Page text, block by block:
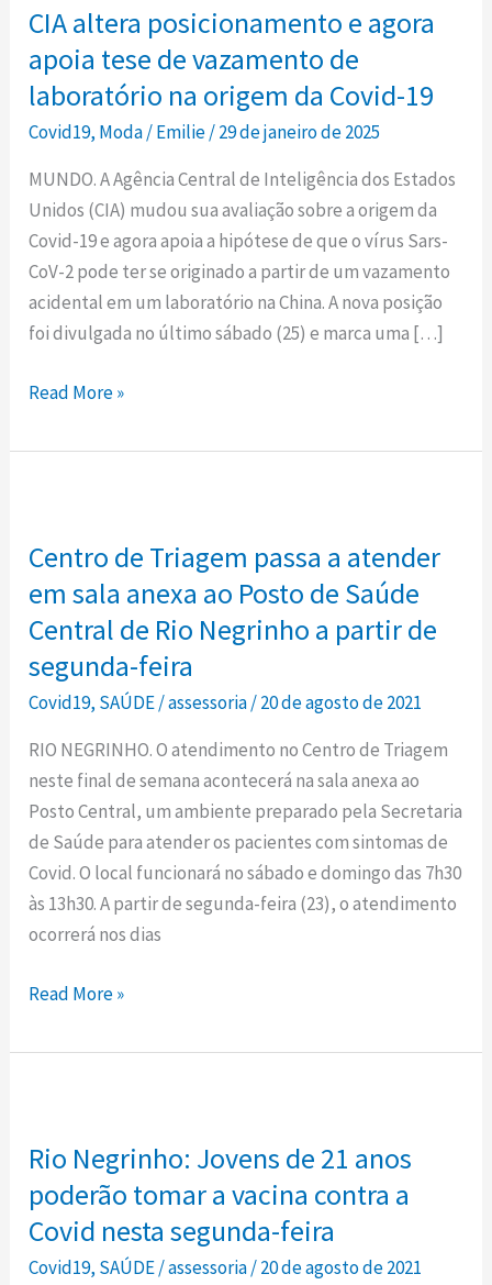
CIA altera posicionamento e agora
apoia tese de vazamento de
laboratório na origem da Covid-19
Covid19, Moda/Emilie/29 de janeiro de 2025
MUNDO. A Agência Central de Inteligência dos Estados
Unidos (CIA) mudou sua avaliação sobre a origem da
Covid-19 e agora apoia a hipótese de que o vírus Sars-
CoV-2 pode ter se originado a partir de um vazamento
acidental em um laboratório na China. A nova posição
foi divulgada no último sábado (25) e marca uma […]
posicionamento
e
agora
apoia
tese
de
vazamento
de
laboratório
na
origem
Covid-
Read More »
Centro de Triagem passa a atender
em sala anexa ao Posto de Saúde
Central de Rio Negrinho a partir de
segunda-feira
Covid19, SAÚDE/assessoria/20 de agosto de 2021
RIO NEGRINHO. O atendimento no Centro de Triagem
neste final de semana acontecerá na sala anexa ao
Posto Central, um ambiente preparado pela Secretaria
de Saúde para atender os pacientes com sintomas de
Covid. O local funcionará no sábado e domingo das 7h30
às 13h30. A partir de segunda-feira (23), o atendimento
ocorrerá nos dias
Triagem
passa
a
atender
em
sala
anexa
Posto
de
Saúde
Central
Negrinho
partir
Read More »
Rio Negrinho: Jovens de 21 anos
poderão tomar a vacina contra a
Covid nesta segunda-feira
Covid19, SAÚDE/assessoria/20 de agosto de 2021
Jovens
de
21
anos
poderão